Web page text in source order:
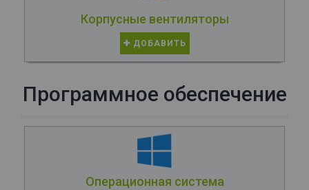
Корпусные вентиляторы
ДОБАВИТЬ
Программное обеспечение
Операционная система